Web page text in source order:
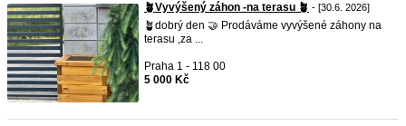
🪴Vyvýšený záhon -na terasu 🪴 - [30.6. 2026]
🪴dobrý den 🤝 Prodáváme vyvýšené záhony na
terasu ,za ...
Praha 1 - 118 00
5 000 Kč